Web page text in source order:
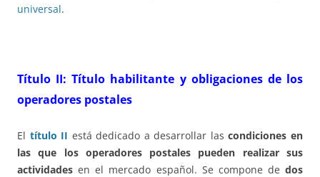
universal.
Título II: Título habilitante y obligaciones de los
operadores postales
El título II está dedicado a desarrollar lascondiciones en
las que los operadores postales pueden realizar sus
actividades en el mercado español. Se compone de dos